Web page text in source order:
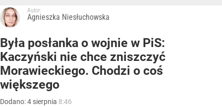
Autor:
Agnieszka Niesłuchowska
Była posłanka o wojnie w PiS:
Kaczyński nie chce zniszczyć
Morawieckiego. Chodzi o coś
większego
Dodano:4 sierpnia 8:46